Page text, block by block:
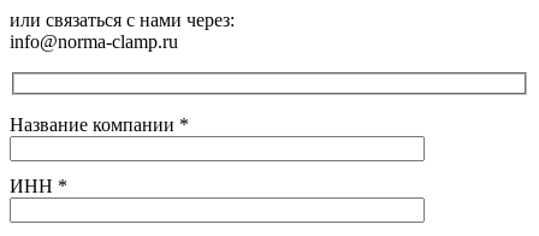
или связаться с нами через:
info@norma-clamp.ru
Название компании *
ИНН *